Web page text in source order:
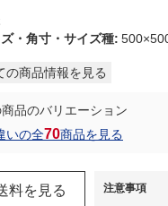
・角寸・サイズ種:
の商品情報を見る
品のバリエーション
いの全70商品を見る
注意事項
料を見る